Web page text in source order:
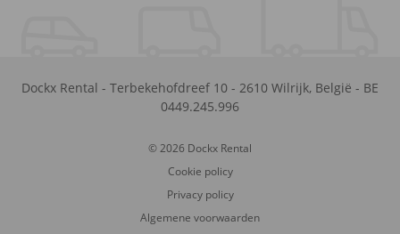
Dockx Rental - Terbekehofdreef 10 - 2610 Wilrijk, België - BE
0449.245.996
© 2026 Dockx Rental
Cookie policy
Privacy policy
Algemene voorwaarden